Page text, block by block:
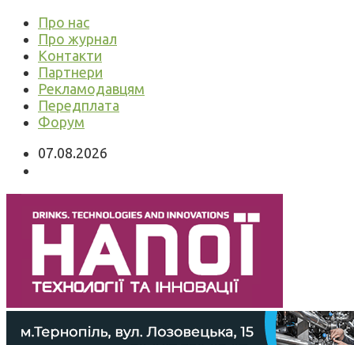
Про нас
Про журнал
Контакти
Партнери
Рекламодавцям
Передплата
Форум
07.08.2026